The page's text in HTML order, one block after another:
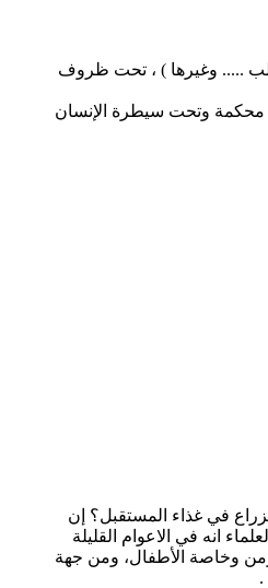
..... وغيرها ) ، تحت ظروف
محكمة وتحت سيطرة الإنسان
. كيف سيساهم الاستزراع في غذاء المستقبل؟ إن
انه في الاعوام القليلة
التي يعاني 20% من سكانها من سوء التغذية المزمن وخاصة الأطفال، ومن جهة
.